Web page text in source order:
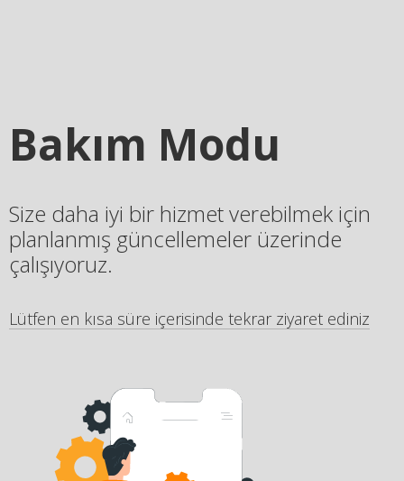
Bakım Modu
Size daha iyi bir hizmet verebilmek için
planlanmış güncellemeler üzerinde
çalışıyoruz.
Lütfen en kısa süre içerisinde tekrar ziyaret ediniz